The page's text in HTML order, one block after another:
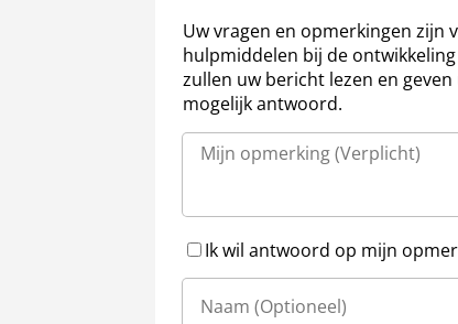
Uw vragen en opmerkingen zijn
hulpmiddelen bij de
zullen uw bericht lezen en
mogelijk antwoord.
Ik wil antwoord op mijn